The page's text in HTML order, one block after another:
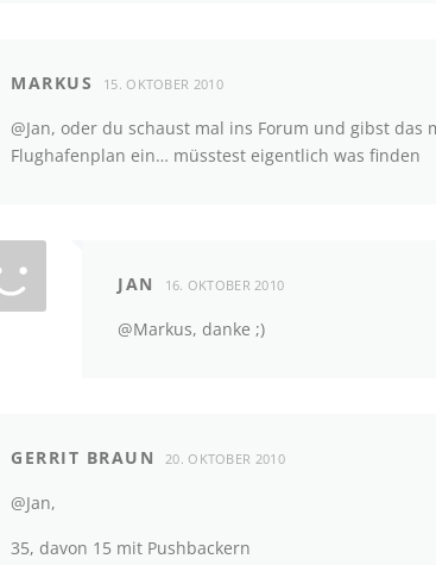
MARKUS 15. OKTOBER 2010
@Jan, oder du schaust mal ins Forum und gibst das
Flughafenplan ein… müsstest eigentlich was finden
JAN 16. OKTOBER 2010
@Markus, danke ;)
GERRIT BRAUN 20. OKTOBER 2010
@Jan,
35, davon 15 mit Pushbackern